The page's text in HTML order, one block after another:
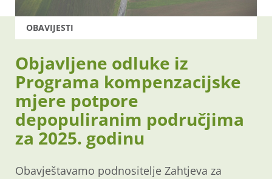
OBAVIJESTI
Objavljene odluke iz
Programa kompenzacijske
mjere potpore
depopuliranim područjima
za 2025. godinu
Obavještavamo podnositelje Zahtjeva za